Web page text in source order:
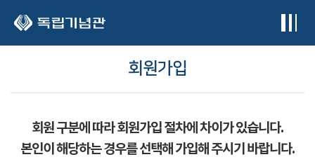
회원가입
회원 구분에 따라 회원가입 절차에 차이가 있습니다.
본인이 해당하는 경우를 선택해 가입해 주시기 바랍니다.